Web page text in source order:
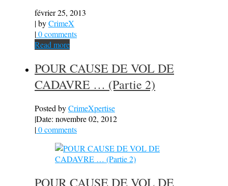
février 25, 2013
| byCrimeX
|0 comments
Read more
POUR CAUSE DE VOL DE
CADAVRE … (Partie 2)
Posted byCrimeXpertise
|Date: novembre 02, 2012
|0 comments
POUR CAUSE DE VOL DE